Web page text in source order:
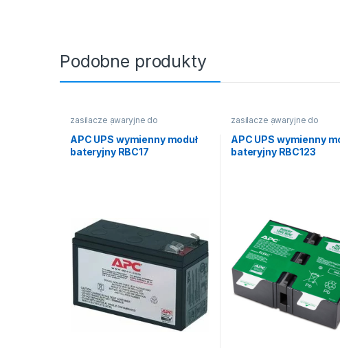
Podobne produkty
zasilacze awaryjne do
komputerów
APC UPS wymienny moduł
bateryjny RBC17
zasilacze awaryjne do
komputerów
APC UPS wymienny
bateryjny RBC123